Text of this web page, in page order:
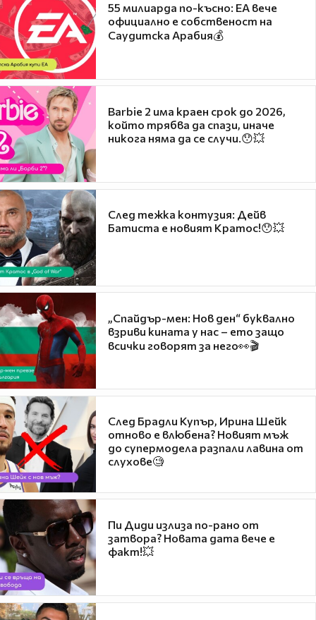
55 милиарда по-късно: EA вече
официално е собственост на
Саудитска Арабия💰
Barbie 2 има краен срок до 2026,
който трябва да спази, иначе
никога няма да се случи.😯💥
След тежка контузия: Дейв
Батиста е новият Кратос!😯💥
„Спайдър-мен: Нов ден“ буквално
взриви кината у нас – ето защо
всички говорят за него👀🎬
След Брадли Купър, Ирина Шейк
отново е влюбена? Новият мъж
до супермодела разпали лавина от
слухове🧐
Пи Диди излиза по-рано от
затвора? Новата дата вече е
факт!💥